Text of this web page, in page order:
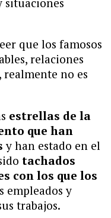
que los famosos
relaciones
realmente no es
estrellas de la
que han
y han estado en el
tachados
con los que los
empleados y
trabajos.